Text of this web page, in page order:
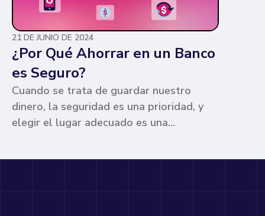
21 DE JUNIO DE 2024
¿Por Qué Ahorrar en un Banco
es Seguro?
Cuando se trata de guardar nuestro
dinero, la seguridad es una prioridad, y
elegir el lugar adecuado es una